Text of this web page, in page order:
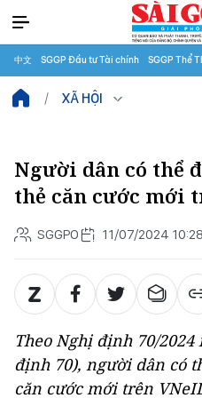
中文 SGGP Đầu tư Tài chính SGGP Thể
XÃ HỘI
Người dân có thể
thẻ căn cước mới
SGGPO 11/07/2024 10:28
Theo Nghị định 70/2024
định 70), người dân có
căn cước mới trên